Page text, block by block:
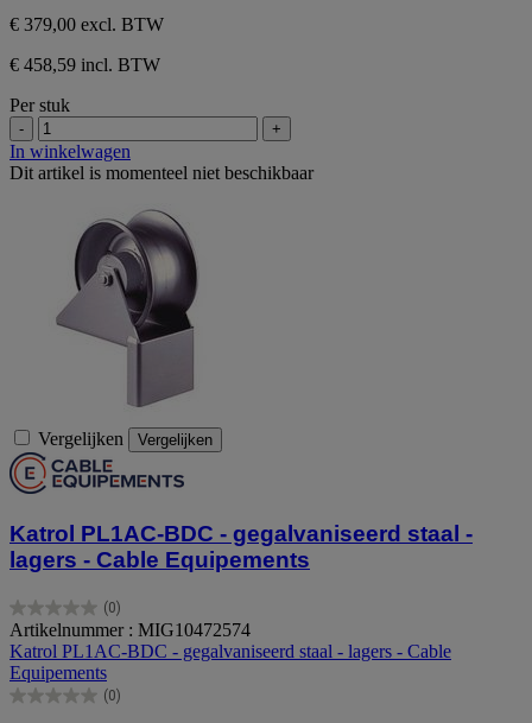
€ 379,00 excl. BTW
€ 458,59 incl. BTW
Per stuk
- +
In winkelwagen
Dit artikel is momenteel niet beschikbaar
Vergelijken Vergelijken
Katrol PL1AC-BDC - gegalvaniseerd staal -
lagers - Cable Equipements
(0)
0.0
van
de
5
sterren.
Artikelnummer : MIG10472574
Katrol PL1AC-BDC - gegalvaniseerd staal - lagers - Cable
Equipements
(0)
0.0